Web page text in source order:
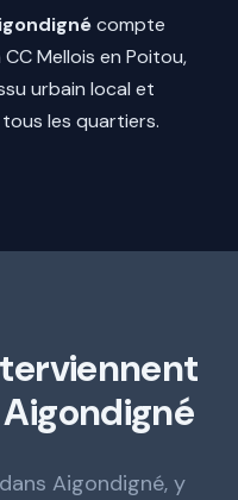
compte
Mellois en Poitou,
urbain local et
les quartiers.
Aigondigné, y